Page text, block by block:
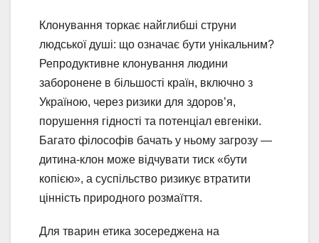
Клонування торкає найглибші струни
людської душі: що означає бути унікальним?
Репродуктивне клонування людини
заборонене в більшості країн, включно з
Україною, через ризики для здоров’я,
порушення гідності та потенціал евгеніки.
Багато філософів бачать у ньому загрозу —
дитина-клон може відчувати тиск «бути
копією», а суспільство ризикує втратити
цінність природного розмаїття.
Для тварин етика зосереджена на